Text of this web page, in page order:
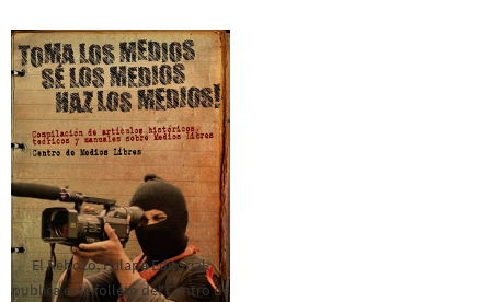
El Rebozo, Palapa Editorial,
publica este folleto del Centro de